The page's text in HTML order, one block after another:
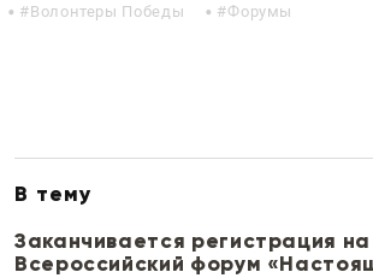
Волонтеры Победы
Форумы
В тему
Заканчивается регистрация на
Всероссийский форум